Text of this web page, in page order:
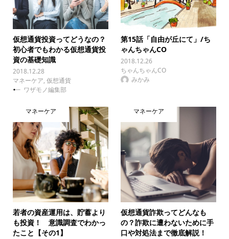
仮想通貨投資ってどうなの？
初心者でもわかる仮想通貨投
資の基礎知識
2018.12.28
マネーケア, 仮想通貨
ワザモノ編集部
第15話「自由が丘にて」/ち
ゃんちゃんCO
2018.12.26
ちゃんちゃんCO
みかみ
マネーケア
若者の資産運用は、貯蓄より
も投資！ 意識調査でわかっ
たこと【その1】
マネーケア
仮想通貨詐欺ってどんなも
の？詐欺に遭わないために手
口や対処法まで徹底解説！